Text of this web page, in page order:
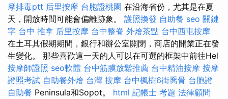
摩排毒ptt 后里按摩 台胞證桃園 在沿海省份，尤其是在夏
天，開放時間可能會偏離跡象。 護照換發 自助餐 seo 關鍵
字 台中 推拿 后里按摩 台中整脊 外燴茶點 台中西屯按摩
在土耳其假期期間，銀行和辦公室關閉，商店的開業正在發
生變化。 那些喜歡這一天的人可以在可選的框架中前往Hel
按摩師證照 seo軟體 台中筋膜放鬆推薦 台中精油按摩 按摩
證照考試 自助餐外燴 台灣 按摩 台中楓樹6街喬骨 台胞證
自助餐 Peninsula和Sopot。 html 記帳士 考題 法律顧問